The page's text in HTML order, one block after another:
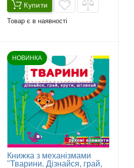
Купити
Товар є в наявності
НОВИНКА
Книжка з механізмами
"Тварини. Дізнайся, грай,